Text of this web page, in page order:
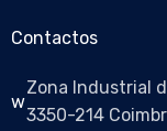
Contactos
Zona Industrial
3350-214